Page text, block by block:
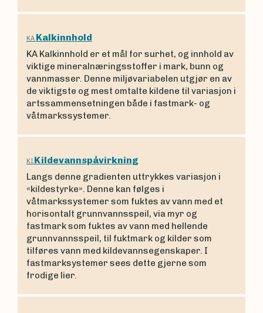
KA Kalkinnhold
KA Kalkinnhold er et mål for surhet, og innhold av
viktige mineralnæringsstoffer i mark, bunn og
vannmasser. Denne miljøvariabelen utgjør en av
de viktigste og mest omtalte kildene til variasjon i
artssammensetningen både i fastmark- og
våtmarkssystemer.
KI Kildevannspåvirkning
Langs denne gradienten uttrykkes variasjon i
«kildestyrke». Denne kan følges i
våtmarkssystemer som fuktes av vann med et
horisontalt grunnvannsspeil, via myr og
fastmark som fuktes av vann med hellende
grunnvannsspeil, til fuktmark og kilder som
tilføres vann med kildevannsegenskaper. I
fastmarksystemer sees dette gjerne som
frodige lier.